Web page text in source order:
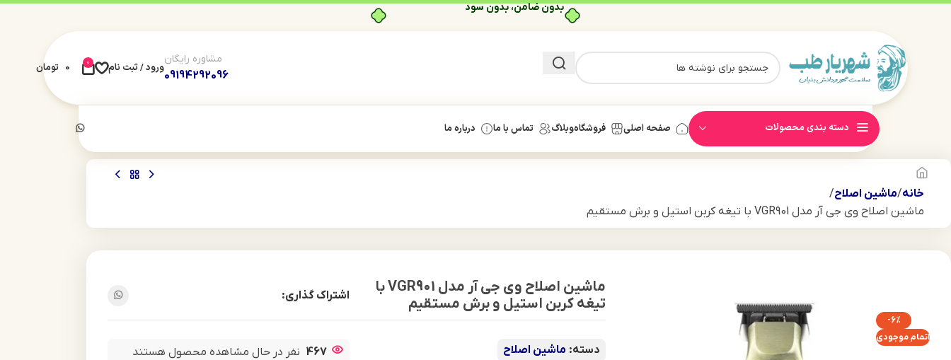
بدون ضامن، بدون سود
مشاوره رایگان
09194292096
ورود / ثبت نام 0
0 تومان
دسته بندی محصولات صفحه اصلی فروشگاهوبلاگ تماس با ما درباره ما
خانه ماشین اصلاح
ماشین اصلاح وی جی آر مدل VGR901 با تیغه کربن استیل و برش مستقیم
-6%
اتمام موجودی
ماشین اصلاح وی جی آر مدل VGR901 با
تیغه کربن استیل و برش مستقیم
اشتراک گذاری:
دسته: ماشین اصلاح 467 نفر در حال مشاهده محصول هستند